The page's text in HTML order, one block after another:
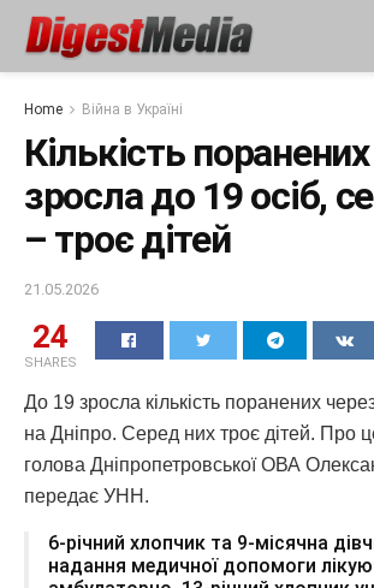
Home Війна в Україні
Кількість
зросла до 19 осіб,
– троє дітей
21.05.2026
24
SHARES
До 19 зросла кількість поранених
на Дніпро. Серед них троє дітей. Про
голова Дніпропетровської ОВА
передає УНН.
6-річний хлопчик та 9-місячна
надання медичної допомоги